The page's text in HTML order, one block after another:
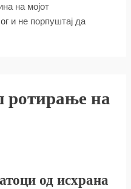
на мојот
и не порпуштај да
ротирање на
од исхрана